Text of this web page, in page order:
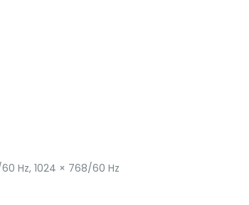
Hz, 1024 × 768/60 Hz